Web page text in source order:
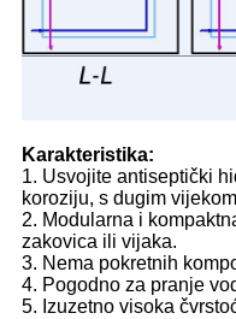
Karakteristika:
1. Usvojite antiseptički
koroziju, s dugim
2. Modularna i
zakovica ili vijaka.
3. Nema pokretnih
4. Pogodno za pranje
5. Izuzetno visoka